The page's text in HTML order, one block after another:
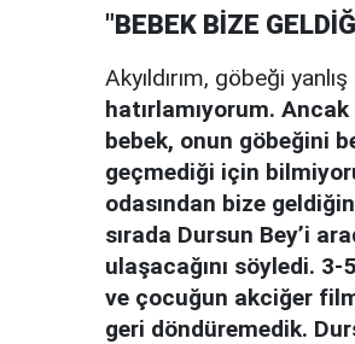
"BEBEK BİZE
Akyıldırım, göbeği
hatırlamıyorum.
bebek, onun göbeğini
geçmediği için
odasından bize
sırada Dursun Bey’i
ulaşacağını söyledi.
ve çocuğun akciğer
geri döndüremedik.